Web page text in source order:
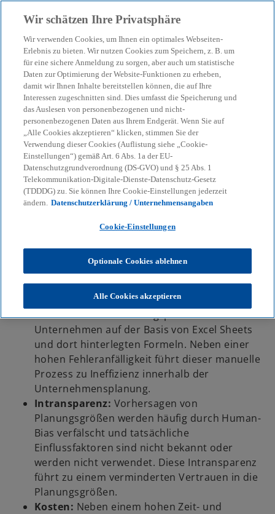
menu search
Intelligent Forecasting
Optimierte Planung durch eine automatisierte
Berechnung von Vorhersagen unternehmerischer
Planungsgrößen.
KPMG Dienstleistungen Advisory
Consulting
Lighthouse Germany
Technology-based Assets
Intelligent Forecasting
Volatile Märkte und kurzfristige Veränderungen im
Umfeld verlangen von Unternehmen, ihre
Planungsprozesse flexibler und reaktionsschneller
zu gestalten.
Manueller Prozess: Nach wie vor basieren
eine Vielzahl von Planungsprozessen in
Unternehmen auf der Basis von Excel Sheets
und dort hinterlegten Formeln. Neben einer
hohen Fehleranfälligkeit führt dieser manuelle
Prozess zu Ineffizienz innerhalb der
Unternehmensplanung.
Intransparenz: Vorhersagen von
Planungsgrößen werden häufig durch Human-
Bias verfälscht und tatsächliche
Einflussfaktoren sind nicht bekannt oder
werden nicht verwendet. Diese Intransparenz
führt zu einem verminderten Vertrauen in die
Planungsgrößen.
Kosten: Neben einem hohen Zeit- und
Wir schätzen Ihre Privatsphäre
Wir verwenden Cookies, um Ihnen ein optimales Webseiten-
Erlebnis zu bieten. Wir nutzen Cookies zum Speichern, z. B. um
für eine sichere Anmeldung zu sorgen, aber auch um statistische
Daten zur Optimierung der Website-Funktionen zu erheben,
damit wir Ihnen Inhalte bereitstellen können, die auf Ihre
Interessen zugeschnitten sind. Dies umfasst die Speicherung und
das Auslesen von personenbezogenen und nicht-
personenbezogenen Daten aus Ihrem Endgerät. Wenn Sie auf
„Alle Cookies akzeptieren“ klicken, stimmen Sie der
Verwendung dieser Cookies (Auflistung siehe „Cookie-
Einstellungen“) gemäß Art. 6 Abs. 1a der EU-
Datenschutzgrundverordnung (DS-GVO) und § 25 Abs. 1
Telekommunikation-Digitale-Dienste-Datenschutz-Gesetz
(TDDDG) zu. Sie können Ihre Cookie-Einstellungen jederzeit
ändern. Datenschutzerklärung / Unternehmensangaben
Cookie-Einstellungen
Optionale Cookies ablehnen
Alle Cookies akzeptieren